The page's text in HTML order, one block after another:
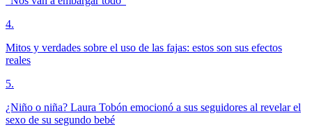
4.
Mitos y verdades sobre el uso de las fajas: estos son sus efectos
reales
5.
¿Niño o niña? Laura Tobón emocionó a sus seguidores al revelar el
sexo de su segundo bebé